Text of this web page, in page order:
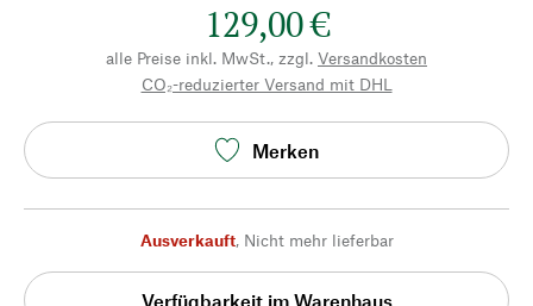
129,00 €
alle Preise inkl. MwSt., zzgl. Versandkosten
CO₂-reduzierter Versand mit DHL
Merken
Ausverkauft, Nicht mehr lieferbar
Verfügbarkeit im Warenhaus